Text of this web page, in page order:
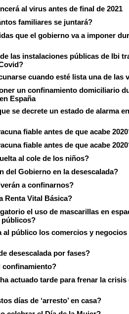
al virus antes de final de 2021
familiares se juntará?
que el gobierno va a imponer
las instalaciones públicas de Ibi
cuando esté lista una de las
un confinamiento domiciliario
España
se decrete un estado de alarma
fiable antes de que acabe
fiable antes de que acabe
al cole de los niños?
del Gobierno en la desescalada?
a confinarnos?
Renta Vital Básica?
el uso de mascarillas en
públicos?
al público los comercios y negocios
desescalada por fases?
confinamiento?
actuado tarde para frenar la crisis
días de ‘arresto’ en casa?